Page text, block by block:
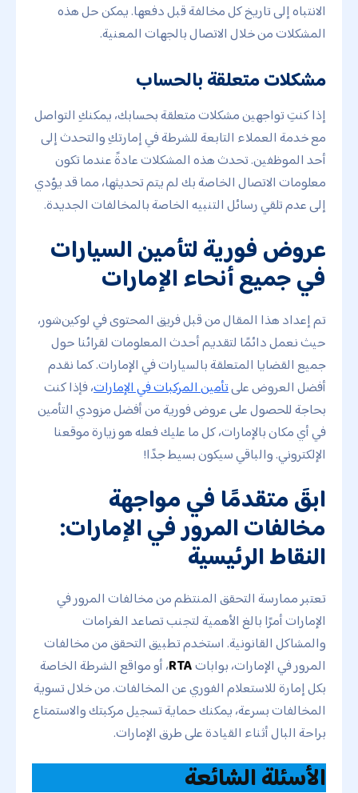
الانتباه إلى تاريخ كل مخالفة قبل دفعها. يمكن حل هذه
المشكلات من خلال الاتصال بالجهات المعنية.
مشكلات متعلقة بالحساب
إذا كنتِ تواجهين مشكلات متعلقة بحسابك، يمكنكِ التواصل
مع خدمة العملاء التابعة للشرطة في إمارتكِ والتحدث إلى
أحد الموظفين. تحدث هذه المشكلات عادةً عندما تكون
معلومات الاتصال الخاصة بك لم يتم تحديثها، مما قد يؤدي
إلى عدم تلقي رسائل التنبيه الخاصة بالمخالفات الجديدة.
عروض فورية لتأمين السيارات
في جميع أنحاء الإمارات
تم إعداد هذا المقال من قبل فريق المحتوى في لوکین‌شور،
حيث نعمل دائمًا لتقديم أحدث المعلومات لقرائنا حول
جميع القضايا المتعلقة بالسيارات في الإمارات. كما نقدم
أفضل العروض علىتأمين المركبات في الإمارات، فإذا كنت
بحاجة للحصول على عروض فورية من أفضل مزودي التأمين
في أي مكان بالإمارات، كل ما عليك فعله هو زيارة موقعنا
الإلكتروني. والباقي سيكون بسيط جدًا!
ابقَ متقدمًا في مواجهة
مخالفات المرور في الإمارات:
النقاط الرئيسية
تعتبر ممارسة التحقق المنتظم من مخالفات المرور في
الإمارات أمرًا بالغ الأهمية لتجنب تصاعد الغرامات
والمشاكل القانونية. استخدم تطبيق التحقق من مخالفات
المرور في الإمارات، بواباتRTA، أو مواقع الشرطة الخاصة
بكل إمارة للاستعلام الفوري عن المخالفات. من خلال تسوية
المخالفات بسرعة، يمكنك حماية تسجيل مركبتك والاستمتاع
براحة البال أثناء القيادة على طرق الإمارات.
الأسئلة الشائعة